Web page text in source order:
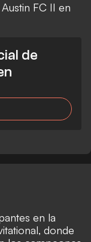
FC II en
de
en la
donde